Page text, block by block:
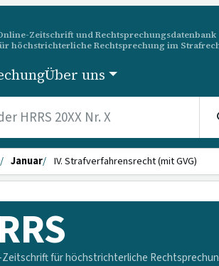
Zeitschrift und Rechtsprechungsdatenbank
höchstrichterliche Rechtsprechung im
Über uns
Januar IV. Strafverfahrensrecht (mit GVG)
Zeitschrift für höchstrichterliche